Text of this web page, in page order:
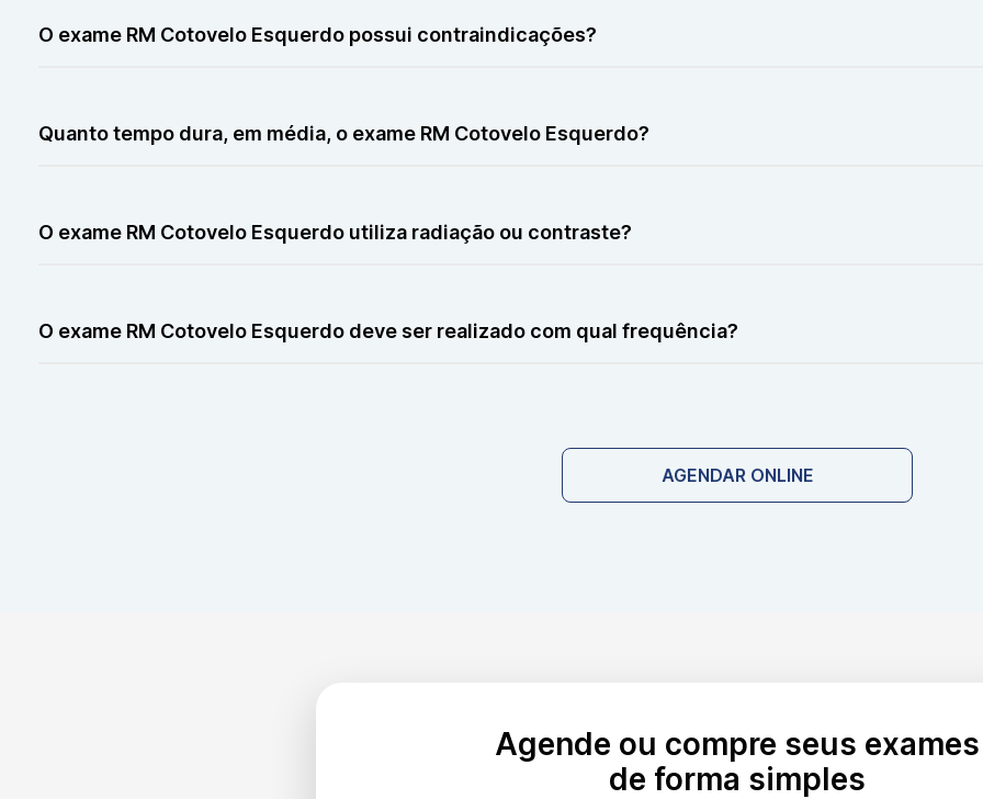
O exame RM Cotovelo Esquerdo possui contraindicações?
Quanto tempo dura, em média, o exame RM Cotovelo Esquerdo?
O exame RM Cotovelo Esquerdo utiliza radiação ou contraste?
O exame RM Cotovelo Esquerdo deve ser realizado com qual frequência?
AGENDAR ONLINE
Agende ou compre seus exames
de forma simples